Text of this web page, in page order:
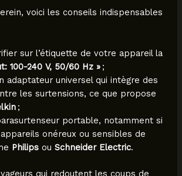
voici les conseils indispensables
sur l’étiquette de votre appareil la
100-240 V, 50/60 Hz »;
adaptateur universel qui intègre des
les surtensions, ce que propose
;
portable, notamment si
onéreux ou sensibles de
Philipsou Schneider Electric.
qui redoutent les coups de